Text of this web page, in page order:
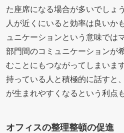
た座席になる場合が多いでしょ
人が近くにいると効率は良いか
ュニケーションという意味では
部門間のコミュニケーションが
むことにもつながってしまいま
持っている人と積極的に話すと
が生まれやすくなるという利点
オフィスの整理整頓の促進